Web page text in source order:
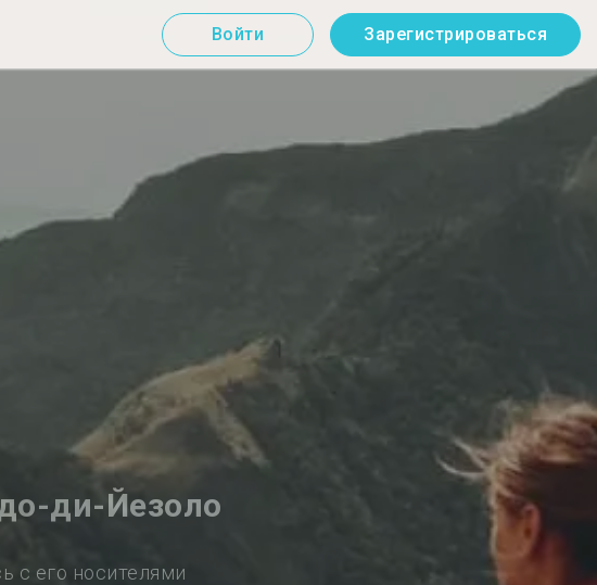
Войти Зарегистрироваться
ди-Йезоло
с его носителями